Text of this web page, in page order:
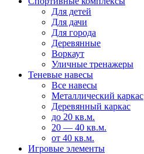
Для детей
Для дачи
Для города
Деревянные
Воркаут
Уличные тренажеры
Теневые навесы
Все навесы
Металлический каркас
Деревянный каркас
до 20 кв.м.
20 — 40 кв.м.
от 40 кв.м.
Игровые элементы